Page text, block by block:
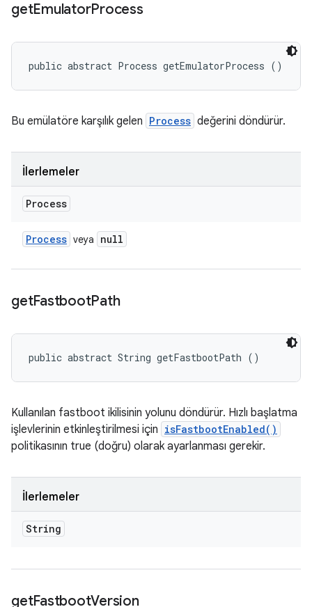
getEmulatorProcess
public abstract Process getEmulatorProcess ()
Bu emülatöre karşılık gelen Process değerini döndürür.
İlerlemeler
Process
Process veya null
getFastbootPath
public abstract String getFastbootPath ()
Kullanılan fastboot ikilisinin yolunu döndürür. Hızlı başlatma
işlevlerinin etkinleştirilmesi için isFastbootEnabled()
politikasının true (doğru) olarak ayarlanması gerekir.
İlerlemeler
String
getFastbootVersion